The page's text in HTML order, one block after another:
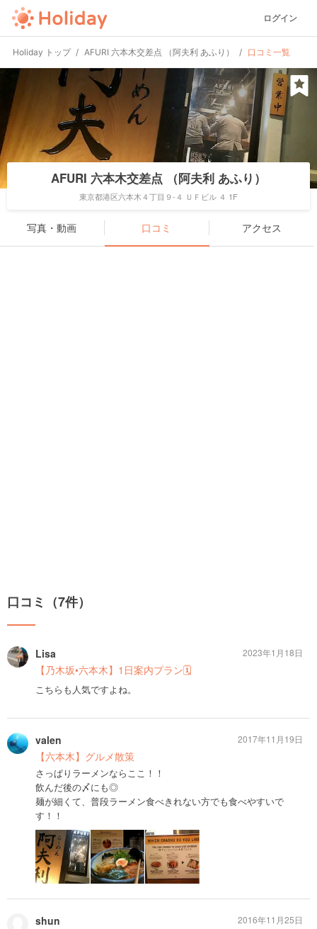
ログイン
Holiday トップ AFURI 六本木交差点 （阿夫利 あふり） 口コミ一覧
AFURI 六本木交差点 （阿夫利 あふり）
東京都港区六本木４丁目９-４ ＵＦビル ４ 1F
写真・動画 口コミ アクセス
口コミ（7件）
Lisa
【乃木坂•六本木】1日案内プラン🗓️
こちらも人気ですよね。
2023年1月18日
valen
【六本木】グルメ散策
さっぱりラーメンならここ！！
飲んだ後の〆にも◎
麺が細くて、普段ラーメン食べきれない方でも食べやすいで
す！！
2017年11月19日
shun
2016年11月25日